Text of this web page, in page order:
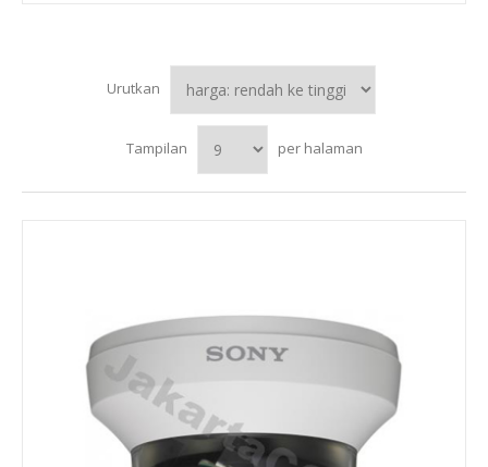
Urutkan
Tampilan per halaman